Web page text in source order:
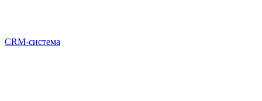
CRM-система